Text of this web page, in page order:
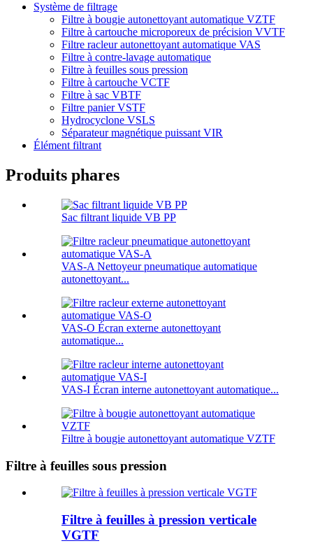
Système de filtrage
Filtre à bougie autonettoyant automatique VZTF
Filtre à cartouche microporeux de précision VVTF
Filtre racleur autonettoyant automatique VAS
Filtre à contre-lavage automatique
Filtre à feuilles sous pression
Filtre à cartouche VCTF
Filtre à sac VBTF
Filtre panier VSTF
Hydrocyclone VSLS
Séparateur magnétique puissant VIR
Élément filtrant
Produits phares
Sac filtrant liquide VB PP
VAS-A Nettoyeur pneumatique automatique
autonettoyant...
VAS-O Écran externe autonettoyant
automatique...
VAS-I Écran interne autonettoyant automatique...
Filtre à bougie autonettoyant automatique VZTF
Filtre à feuilles sous pression
Filtre à feuilles à pression verticale
VGTF